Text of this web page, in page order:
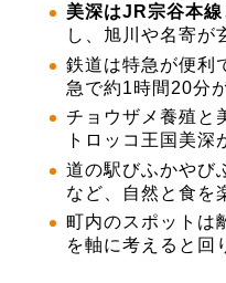
美深はJR宗谷本
し、旭川や名寄が
鉄道は特急が便利
急で約1時間20分
チョウザメ養殖と
トロッコ王国美深
道の駅びふかやび
など、自然と食を
町内のスポットは
を軸に考えると回